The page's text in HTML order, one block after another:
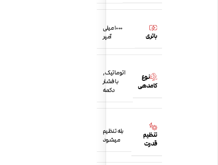
باتری
1000 میلی
آمپر
نوع
کامدهی
اتوماتیک,
با فشار
دکمه
تنظیم
قدرت
بله تنظیم
میشود